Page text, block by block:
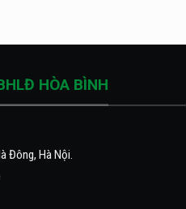
HÒA BÌNH
Đông, Hà Nội.